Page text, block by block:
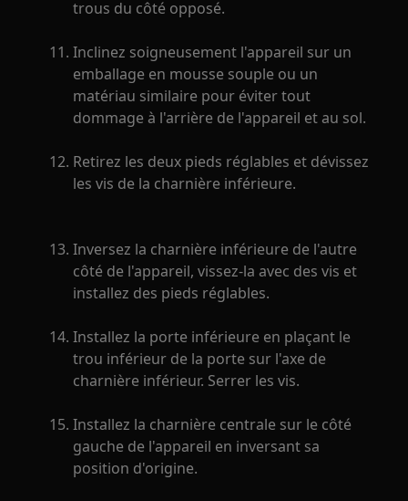
trous du côté opposé.
Inclinez soigneusement l'appareil sur un
emballage en mousse souple ou un
matériau similaire pour éviter tout
dommage à l'arrière de l'appareil et au sol.
Retirez les deux pieds réglables et dévissez
les vis de la charnière inférieure.
Inversez la charnière inférieure de l'autre
côté de l'appareil, vissez-la avec des vis et
installez des pieds réglables.
Installez la porte inférieure en plaçant le
trou inférieur de la porte sur l'axe de
charnière inférieur. Serrer les vis.
Installez la charnière centrale sur le côté
gauche de l'appareil en inversant sa
position d'origine.